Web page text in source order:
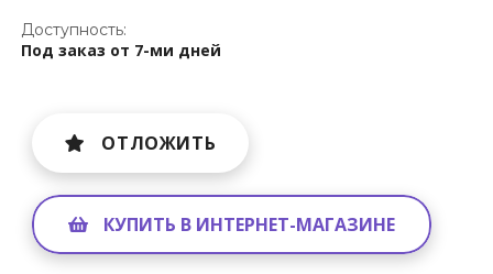
Доступность:
Под заказ от 7-ми дней
ОТЛОЖИТЬ
КУПИТЬ В ИНТЕРНЕТ-МАГАЗИНЕ